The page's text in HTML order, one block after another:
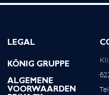
LEGAL
KÖNIG GRUPPE
ALGEMENE
VOORWAARDEN